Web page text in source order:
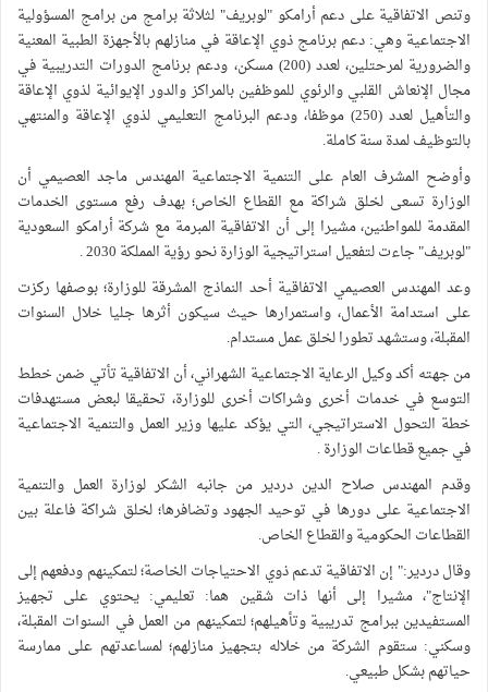
وتنص الاتفاقية على دعم أرامكو "لوبريف" لثلاثة برامج من برامج المسؤولية
الاجتماعية وهي: دعم برنامج ذوي الإعاقة في منازلهم بالأجهزة الطبية المعنية
والضرورية لمرحتلين، لعدد (200) مسكن، ودعم برنامج الدورات التدريبية في
مجال الإنعاش القلبي والرئوي للموظفين بالمراكز والدور الإيوائية لذوي الإعاقة
والتأهيل لعدد (250) موظفا، ودعم البرنامج التعليمي لذوي الإعاقة والمنتهي
بالتوظيف لمدة سنة كاملة.
وأوضح المشرف العام على التنمية الاجتماعية المهندس ماجد العصيمي أن
الوزارة تسعى لخلق شراكة مع القطاع الخاص؛ بهدف رفع مستوى الخدمات
المقدمة للمواطنين، مشيرا إلى أن الاتفاقية المبرمة مع شركة أرامكو السعودية
"لوبريف" جاءت لتفعيل استراتيجية الوزارة نحو رؤية المملكة 2030 .
وعد المهندس العصيمي الاتفاقية أحد النماذج المشرقة للوزارة؛ بوصفها ركزت
على استدامة الأعمال، واستمرارها حيث سيكون أثرها جليا خلال السنوات
المقبلة، وستشهد تطورا لخلق عمل مستدام.
من جهته أكد وكيل الرعاية الاجتماعية الشهراني، أن الاتفاقية تأتي ضمن خطط
التوسع في خدمات أخرى وشراكات أخرى للوزارة، تحقيقا لبعض مستهدفات
خطة التحول الاستراتيجي، التي يؤكد عليها وزير العمل والتنمية الاجتماعية
في جميع قطاعات الوزارة .
وقدم المهندس صلاح الدين دردير من جانبه الشكر لوزارة العمل والتنمية
الاجتماعية على دورها في توحيد الجهود وتضافرها؛ لخلق شراكة فاعلة بين
القطاعات الحكومية والقطاع الخاص.
وقال دردير:" إن الاتفاقية تدعم ذوي الاحتياجات الخاصة؛ لتمكينهم ودفعهم إلى
الإنتاج"، مشيرا إلى أنها ذات شقين هما: تعليمي: يحتوي على تجهيز
المستفيدين ببرامج تدريبية وتأهيلهم؛ لتمكينهم من العمل في السنوات المقبلة،
وسكني: ستقوم الشركة من خلاله بتجهيز منازلهم؛ لمساعدتهم على ممارسة
حياتهم بشكل طبيعي.